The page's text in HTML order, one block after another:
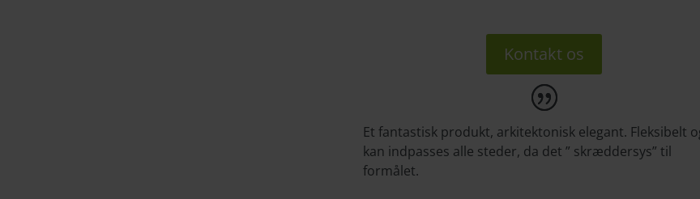
Kontakt os
Et fantastisk produkt, arkitektonisk elegant. Fleksibelt
kan indpasses alle steder, da det ” skræddersys” til
formålet.